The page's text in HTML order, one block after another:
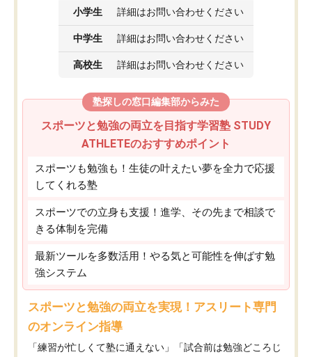
小学生 詳細はお問い合わせください
中学生 詳細はお問い合わせください
高校生 詳細はお問い合わせください
塾探しの窓口編集部からみた
スポーツと勉強の両立を目指す学習塾 STUDY
ATHLETEのおすすめポイント
スポーツも勉強も！生徒の叶えたい夢を全力で応援
してくれる塾
スポーツでの立身も支援！進学、その先まで相談で
きる体制を完備
最新ツールを多数活用！やる気と可能性を伸ばす勉
強システム
スポーツと勉強の両立を実現！アスリート専門
のオンライン指導
「練習が忙しくて塾に通えない」「試合前は勉強どころじ